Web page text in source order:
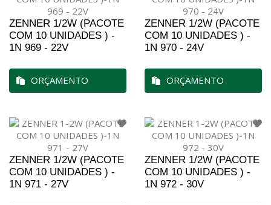
ZENNER 1/2W (PACOTE
COM 10 UNIDADES ) -
1N 969 - 22V
ORÇAMENTO
ZENNER 1/2W (PACOTE
COM 10 UNIDADES ) -
1N 970 - 24V
ORÇAMENTO
ZENNER 1/2W (PACOTE
COM 10 UNIDADES ) -
1N 971 - 27V
ZENNER 1/2W (PACOTE
COM 10 UNIDADES ) -
1N 972 - 30V